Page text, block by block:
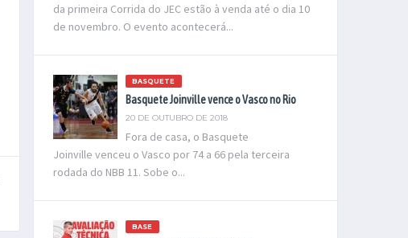
da primeira Corrida do JEC estão à venda até o dia 10
de novembro. O evento acontecerá...
BASQUETE
Basquete Joinville vence o Vasco no Rio
20 DE OUTUBRO DE 2018
Fora de casa, o Basquete
Joinville venceu o Vasco por 74 a 66 pela terceira
rodada do NBB 11. Sobe o...
BASE